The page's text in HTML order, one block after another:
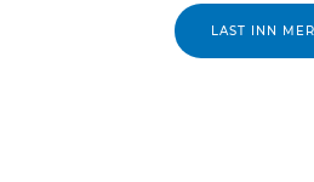
LAST INN MER